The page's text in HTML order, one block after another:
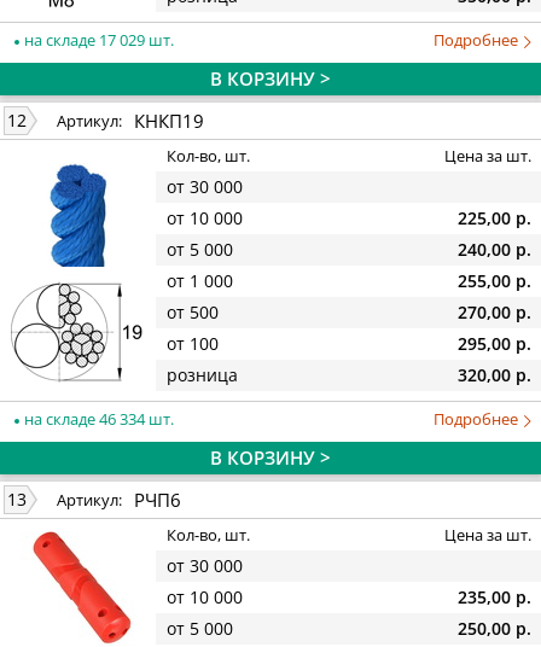
на складе 17 029 шт. Подробнее
В КОРЗИНУ >
12 Артикул: КНКП19
Кол-во, шт. Цена за шт.
от 30 000
от 10 000
225,00 р.
от 5 000
240,00 р.
от 1 000
255,00 р.
от 500
270,00 р.
от 100
295,00 р.
розница
320,00 р.
на складе 46 334 шт. Подробнее
В КОРЗИНУ >
13 Артикул: РЧП6
Кол-во, шт. Цена за шт.
от 30 000
от 10 000
235,00 р.
от 5 000
250,00 р.